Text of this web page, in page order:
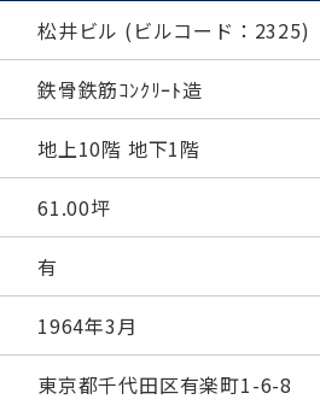
松井ビル (ビルコード：2325)
鉄骨鉄筋ｺﾝｸﾘｰﾄ造
地上10階 地下1階
61.00坪
有
1964年3月
東京都千代田区有楽町1-6-8